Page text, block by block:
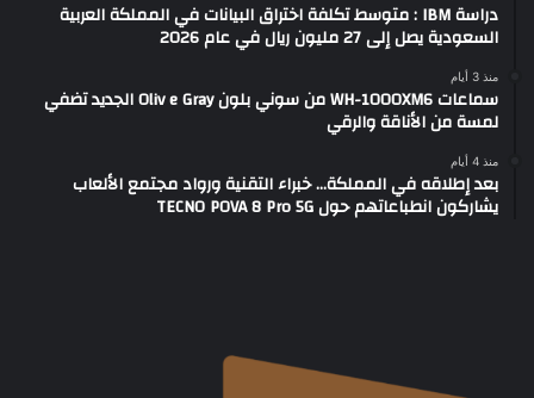
دراسة IBM : متوسط تكلفة اختراق البيانات في المملكة العربية
السعودية يصل إلى 27 مليون ريال في عام 2026
منذ 3 أيام
سماعات WH-1000XM6 من سوني بلون Oliv e Gray الجديد تضفي
لمسة من الأناقة والرقي
منذ 4 أيام
بعد إطلاقه في المملكة… خبراء التقنية ورواد مجتمع الألعاب
يشاركون انطباعاتهم حول TECNO POVA 8 Pro 5G